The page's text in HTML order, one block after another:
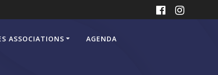
ASSOCIATIONS AGENDA